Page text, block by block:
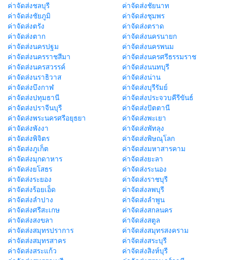
ค่าจัดส่งชลบุรี
ค่าจัดส่งชัยนาท
ค่าจัดส่งชัยภูมิ
ค่าจัดส่งชุมพร
ค่าจัดส่งตรัง
ค่าจัดส่งตราด
ค่าจัดส่งตาก
ค่าจัดส่งนครนายก
ค่าจัดส่งนครปฐม
ค่าจัดส่งนครพนม
ค่าจัดส่งนครราชสีมา
ค่าจัดส่งนครศรีธรรมราช
ค่าจัดส่งนครสวรรค์
ค่าจัดส่งนนทบุรี
ค่าจัดส่งนราธิวาส
ค่าจัดส่งน่าน
ค่าจัดส่งบึงกาฬ
ค่าจัดส่งบุรีรัมย์
ค่าจัดส่งปทุมธานี
ค่าจัดส่งประจวบคีรีขันธ์
ค่าจัดส่งปราจีนบุรี
ค่าจัดส่งปัตตานี
ค่าจัดส่งพระนครศรีอยุธยา
ค่าจัดส่งพะเยา
ค่าจัดส่งพังงา
ค่าจัดส่งพัทลุง
ค่าจัดส่งพิจิตร
ค่าจัดส่งพิษณุโลก
ค่าจัดส่งภูเก็ต
ค่าจัดส่งมหาสารคาม
ค่าจัดส่งมุกดาหาร
ค่าจัดส่งยะลา
ค่าจัดส่งยโสธร
ค่าจัดส่งระนอง
ค่าจัดส่งระยอง
ค่าจัดส่งราชบุรี
ค่าจัดส่งร้อยเอ็ด
ค่าจัดส่งลพบุรี
ค่าจัดส่งลำปาง
ค่าจัดส่งลำพูน
ค่าจัดส่งศรีสะเกษ
ค่าจัดส่งสกลนคร
ค่าจัดส่งสงขลา
ค่าจัดส่งสตูล
ค่าจัดส่งสมุทรปราการ
ค่าจัดส่งสมุทรสงคราม
ค่าจัดส่งสมุทรสาคร
ค่าจัดส่งสระบุรี
ค่าจัดส่งสระแก้ว
ค่าจัดส่งสิงห์บุรี